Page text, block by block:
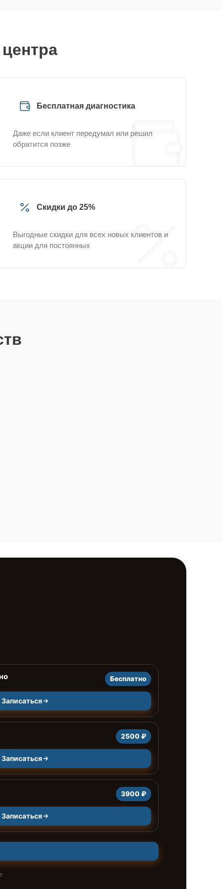
Бесплатная диагностика
Даже если клиент передумал или решил
обратится позже
Скидки до 25%
Выгодные скидки для всех новых клиентов и
акции для постоянных
Бесплатно
Записаться
2500 ₽
Записаться
3900 ₽
Записаться